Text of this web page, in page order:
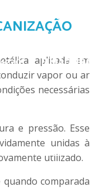
CHICAGO
FURADEIRA
GIZ AMARELO
GIZ BRANCO
aplicada em
vapor ou ar
necessárias
e pressão. Esse
unidas à
utilizado.
comparada